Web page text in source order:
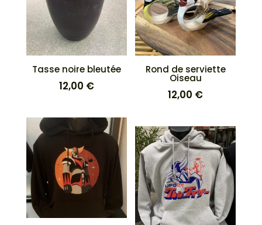
Tasse noire bleutée
12,00 €
Rond de serviette
Oiseau
12,00 €